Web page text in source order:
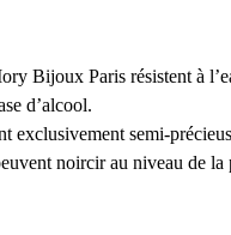
Bijoux Paris résistent à
d’alcool.
exclusivement semi-
noircir au niveau de la